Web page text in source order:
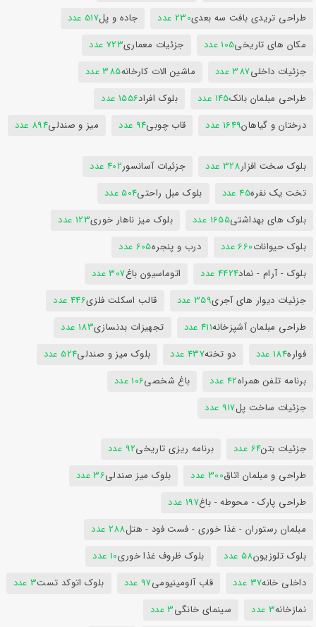
طراحی تریدی بافت سه بعدی230 عدد جاده و پل517 عدد
مکان های تاریخی105 عدد جزئیات معماری723 عدد
جزئیات داخلی387 عدد ماشین الات کارخانه385 عدد
طراحی مبلمان بانک145 عدد بلوک افراد1556 عدد
درختان و گیاهان1649 عدد قاب چوبی94 عدد میز و صندلی894 عدد
بلوک سخت افزار328 عدد جزئیات آسانسور402 عدد
تخت یک نفره45 عدد بلوک مبل راحتی504 عدد
بلوک های بهداشتی1655 عدد بلوک میز ناهار خوری123 عدد
بلوک حیوانات660 عدد درب و پنجره605 عدد
بلوک - آرام - نماد4424 عدد اتوماسیون باغ307 عدد
جزئیات دیوار های آجری359 عدد قالب اسکلت فلزی446 عدد
طراحی مبلمان آشپزخانه411 عدد تجهیزات بدنسازی183 عدد
فواره184 عدد دو تخته437 عدد بلوک میز و صندلی524 عدد
برنامه تلفن همراه42 عدد باغ شخصی106 عدد
جزئیات ساخت پل917 عدد
جزئیات بتن64 عدد برنامه ریزی تاریخی92 عدد
طراحی و مبلمان اتاق300 عدد بلوک میز صندلی36 عدد
طراحی پارک - محوطه - باغ197 عدد
مبلمان رستوران - غذا خوری - فست فود - هتل288 عدد
بلوک تلوزیون58 عدد بلوک ظروف غذا خوری10 عدد
داخلی خانه37 عدد قاب آلومینیومی97 عدد بلوک اتوکد تست3 عدد
نمازخانه3 عدد سینمای خانگی3 عدد